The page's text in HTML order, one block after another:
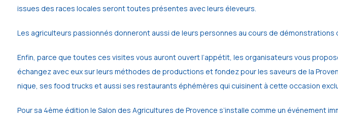
issues des races locales seront toutes présentes avec leurs éleveurs.
Les agriculteurs passionnés donneront aussi de leurs personnes au cours de
Enfin, parce que toutes ces visites vous auront ouvert l’appétit, les organisateurs vous
échangez avec eux sur leurs méthodes de productions et fondez pour les saveurs de la
nique, ses food trucks et aussi ses restaurants éphémères qui cuisinent à cette occasion
Pour sa 4ème édition le Salon des Agricultures de Provence s’installe comme un événement